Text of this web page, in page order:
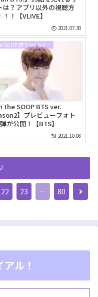
は？アプリ以外の視聴方
！！【VLIVE】
2021.07.30
In the SOOP BTS ver. season2
the SOOP BTS ver.
】プレビューフォト
が公開！【BTS】
2021.10.08
22 23 … 80
次
ル！